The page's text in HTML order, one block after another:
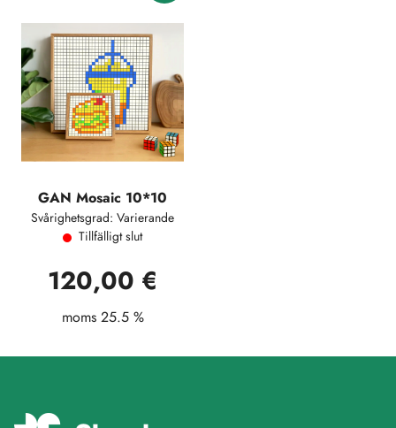
GAN Mosaic 10*10
Svårighetsgrad: Varierande
Tillfälligt slut
120,00 €
moms 25.5 %